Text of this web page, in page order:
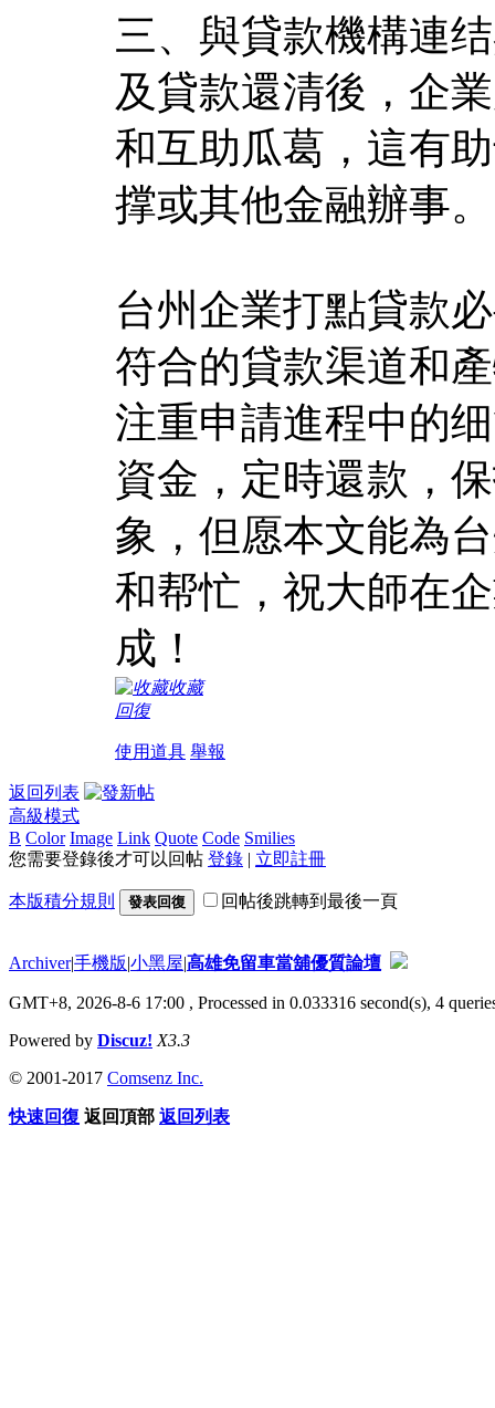
三、與貸款機構連
及貸款還清後，企
和互助瓜葛，這有
撑或其他金融辦事。
台州企業打點貸款
符合的貸款渠道和
注重申請進程中的
資金，定時還款，
象，但愿本文能為
和帮忙，祝大師在
成！
收藏
回復
使用道具 舉報
返回列表
高級模式
B Color Image Link Quote Code Smilies
您需要登錄後才可以回帖 登錄 | 立即註冊
本版積分規則 發表回復 回帖後跳轉到最後一頁
Archiver|手機版|小黑屋|高雄免留車當舖優質論壇
GMT+8, 2026-8-6 17:00 , Processed in 0.033316 second(s), 4
Powered by Discuz! X3.3
© 2001-2017 Comsenz Inc.
快速回復 返回頂部 返回列表